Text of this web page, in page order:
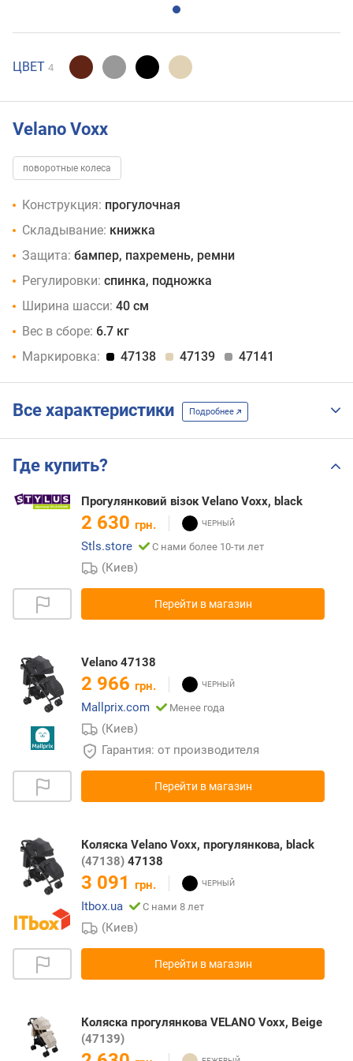
ЦВЕТ 4
Velano Voxx
поворотные колеса
Конструкция: прогулочная
Складывание: книжка
Защита: бампер, пахремень, ремни
Регулировки: спинка, подножка
Ширина шасси: 40 см
Вес в сборе: 6.7 кг
Маркировка:
47138 47139 47141
Все характеристики Подробнее
Где купить?
Прогулянковий візок Velano Voxx, black
2 630 грн.
Stls.store
С нами более 10-ти лет
(Киев)
Перейти в магазин
Velano 47138
2 966 грн.
Mallprix.com
Менее года
(Киев)
Гарантия: от производителя
Перейти в магазин
Коляска Velano Voxx, прогулянкова, black
(47138) 47138
3 091 грн.
Itbox.ua
С нами 8 лет
(Киев)
Перейти в магазин
Коляска прогулянкова VELANO Voxx, Beige
(47139)